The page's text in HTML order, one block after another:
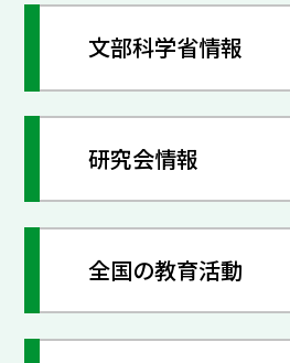
文部科学省情報
研究会情報
全国の教育活動